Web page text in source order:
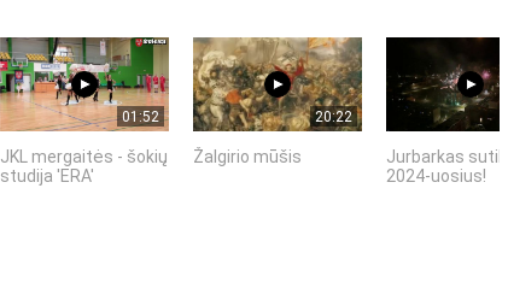
01:52
JKL mergaitės - šokių
studija 'ERA'
20:22
Žalgirio mūšis
Jurbarkas sutiko
2024-uosius!